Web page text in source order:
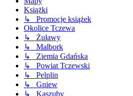
Książki
↳ Promocje książek
Okolice Tczewa
↳ Żuławy
↳ Malbork
↳ Ziemia Gdańska
↳ Powiat Tczewski
↳ Pelplin
↳ Gniew
↳ Kaszuby